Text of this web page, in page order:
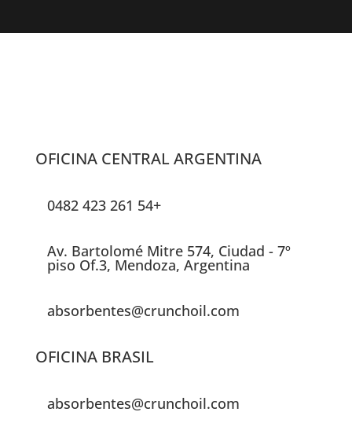
OFICINA CENTRAL ARGENTINA
+54 261 423 0482
Av. Bartolomé Mitre 574, Ciudad - 7º
piso Of.3, Mendoza, Argentina
absorbentes@crunchoil.com
OFICINA BRASIL
absorbentes@crunchoil.com